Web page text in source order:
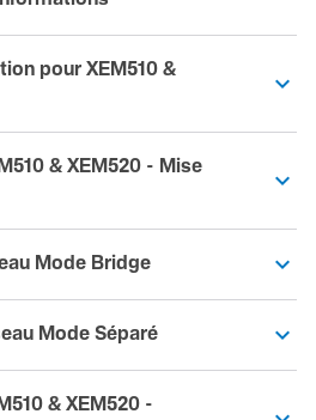
pour XEM510 &
& XEM520 - Mise
Mode Bridge
Mode Séparé
& XEM520 -